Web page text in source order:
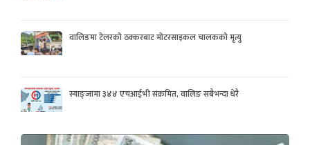
वालिङमा टेलरको ठक्करबाट मोटरसाइकल चालकको मृत्यु
स्याङ्जामा ३४४ एचआईभी संक्रमित, वालिङ सबैभन्दा धेरै